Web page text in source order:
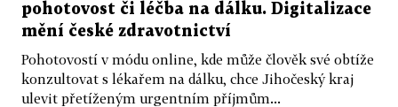
pohotovost či léčba na dálku. Digitalizace
mění české zdravotnictví
Pohotovostí v módu online, kde může člověk své obtíže
konzultovat s lékařem na dálku, chce Jihočeský kraj
ulevit přetíženým urgentním příjmům...